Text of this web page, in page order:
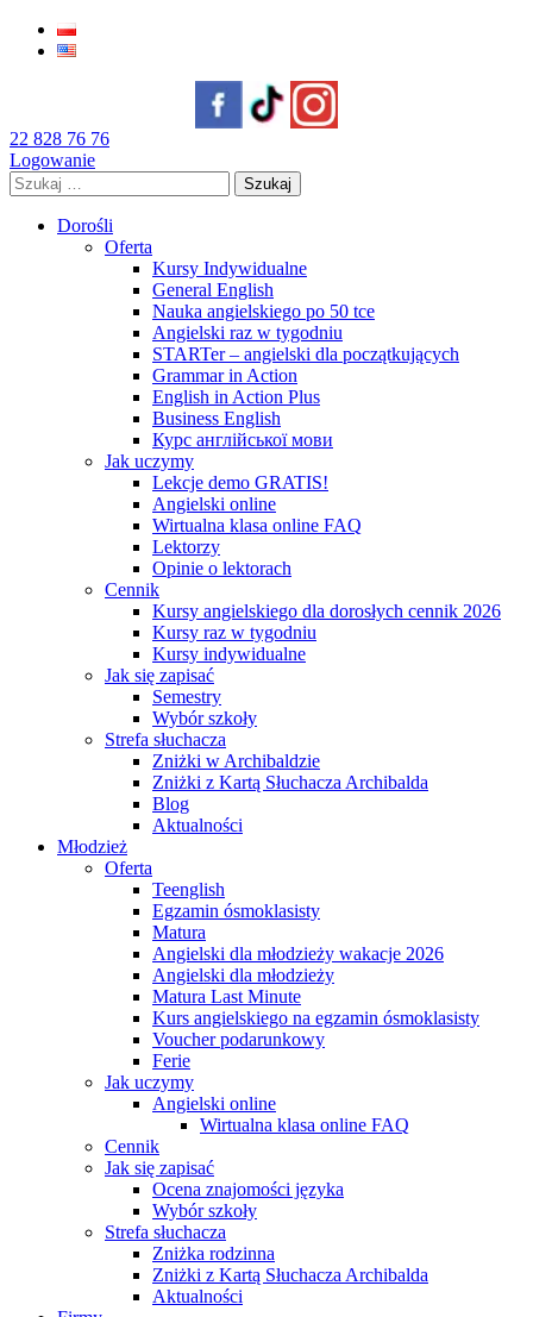
22 828 76 76
Logowanie
Szukaj:
Dorośli
Oferta
Kursy Indywidualne
General English
Nauka angielskiego po 50 tce
Angielski raz w tygodniu
STARTer – angielski dla początkujących
Grammar in Action
English in Action Plus
Business English
Курс англійської мови
Jak uczymy
Lekcje demo GRATIS!
Angielski online
Wirtualna klasa online FAQ
Lektorzy
Opinie o lektorach
Cennik
Kursy angielskiego dla dorosłych cennik 2026
Kursy raz w tygodniu
Kursy indywidualne
Jak się zapisać
Semestry
Wybór szkoły
Strefa słuchacza
Zniżki w Archibaldzie
Zniżki z Kartą Słuchacza Archibalda
Blog
Aktualności
Młodzież
Oferta
Teenglish
Egzamin ósmoklasisty
Matura
Angielski dla młodzieży wakacje 2026
Angielski dla młodzieży
Matura Last Minute
Kurs angielskiego na egzamin ósmoklasisty
Voucher podarunkowy
Ferie
Jak uczymy
Angielski online
Wirtualna klasa online FAQ
Cennik
Jak się zapisać
Ocena znajomości języka
Wybór szkoły
Strefa słuchacza
Zniżka rodzinna
Zniżki z Kartą Słuchacza Archibalda
Aktualności